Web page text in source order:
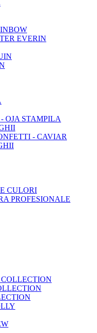
EVERIN
OJA STAMPILA
- CAVIAR
CULORI
PROFESIONALE